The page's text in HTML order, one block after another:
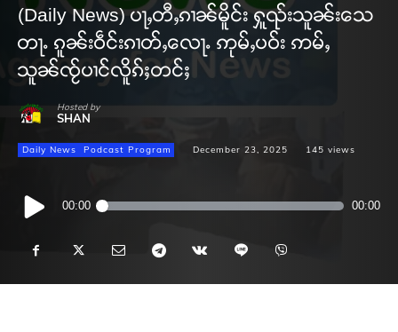
(Daily News) ပႃႇတီႇၵၢၼ်မိူင်း ႁူၺ်းသူၼ်းသေ
တႃႉ ၵူၼ်းဝဵင်းၵၢတ်ႇလေႃႉ ဢုမ်ႇပဝ်း ဢမ်ႇ
သူၼ်ၸႂ်ပၢင်လိူၵ်ႈတင်ႈ
Hosted by
SHAN
Daily News Podcast Program December 23, 2025 145 views
Audio
Player
00:00 00:00